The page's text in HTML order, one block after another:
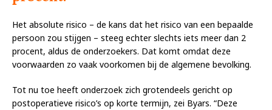
Het absolute risico – de kans dat het risico van een bepaalde
persoon zou stijgen – steeg echter slechts iets meer dan 2
procent, aldus de onderzoekers. Dat komt omdat deze
voorwaarden zo vaak voorkomen bij de algemene bevolking.
Tot nu toe heeft onderzoek zich grotendeels gericht op
postoperatieve risico’s op korte termijn, zei Byars. “Deze